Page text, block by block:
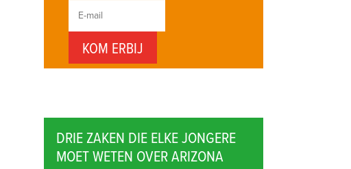
DRIE ZAKEN DIE ELKE JONGERE
MOET WETEN OVER ARIZONA